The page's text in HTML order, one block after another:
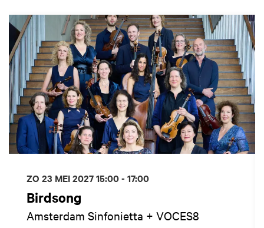
Birdsong
Amsterdam Sinfonietta + VOCES8
ZO 23 MEI 202715:00 - 17:00